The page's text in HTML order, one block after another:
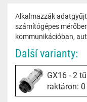
Alkalmazzák
számítógépes
kommunikációban,
Další varianty:
GX16 - 2
raktáron: